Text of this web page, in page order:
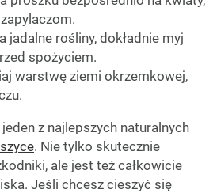
jadalne rośliny, dokładnie myj
spożyciem.
warstwę ziemi okrzemkowej,
z najlepszych naturalnych
. Nie tylko skutecznie
ale jest też całkowicie
Jeśli chcesz cieszyć się